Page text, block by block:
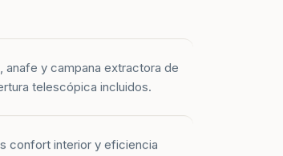
anafe y campana extractora de
telescópica incluidos.
confort interior y eficiencia